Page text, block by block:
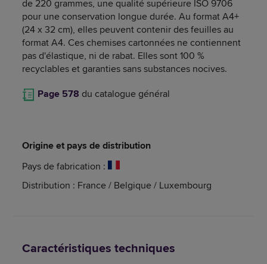
de 220 grammes, une qualité supérieure ISO 9706
pour une conservation longue durée. Au format A4+
(24 x 32 cm), elles peuvent contenir des feuilles au
format A4. Ces chemises cartonnées ne contiennent
pas d'élastique, ni de rabat. Elles sont 100 %
recyclables et garanties sans substances nocives.
Page 578 du catalogue général
Origine et pays de distribution
Pays de fabrication :
Distribution : France / Belgique / Luxembourg
Caractéristiques techniques